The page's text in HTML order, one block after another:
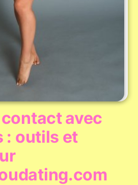
avec
: outils et